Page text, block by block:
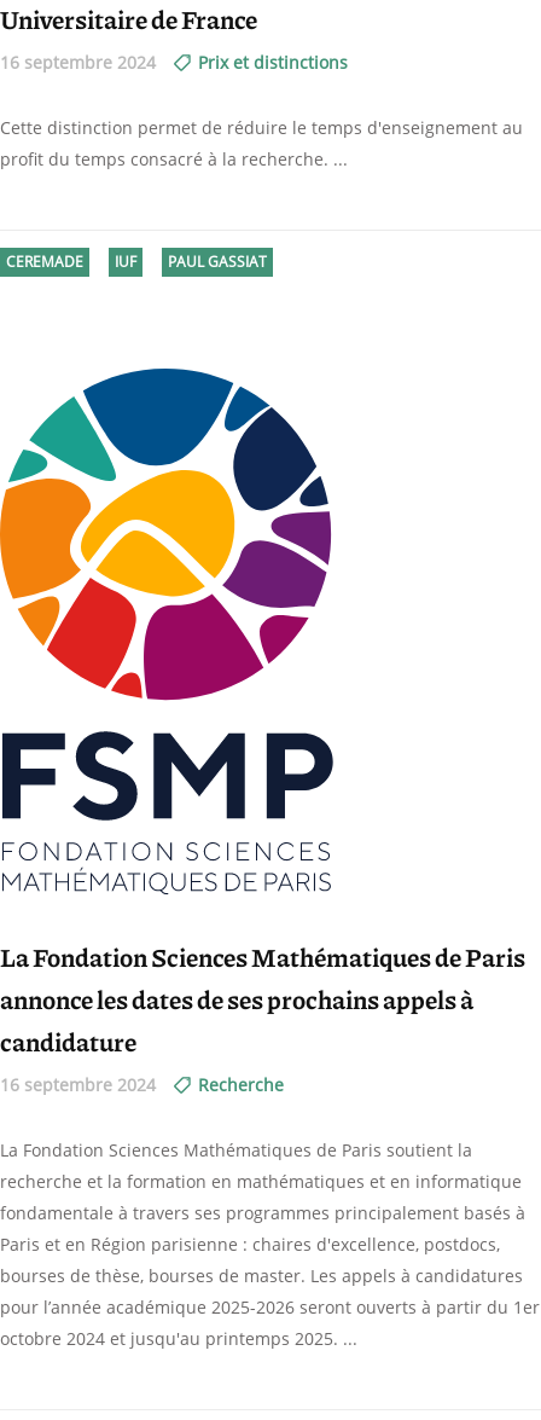
Universitaire de France
16 septembre 2024 Prix et distinctions
Cette distinction permet de réduire le temps d'enseignement au
profit du temps consacré à la recherche.
CEREMADE IUF PAUL GASSIAT
La Fondation Sciences Mathématiques de Paris
annonce les dates de ses prochains appels à
candidature
16 septembre 2024 Recherche
La Fondation Sciences Mathématiques de Paris soutient la
recherche et la formation en mathématiques et en informatique
fondamentale à travers ses programmes principalement basés à
Paris et en Région parisienne : chaires d'excellence, postdocs,
bourses de thèse, bourses de master. Les appels à candidatures
pour l’année académique 2025-2026 seront ouverts à partir du 1er
octobre 2024 et jusqu'au printemps 2025.